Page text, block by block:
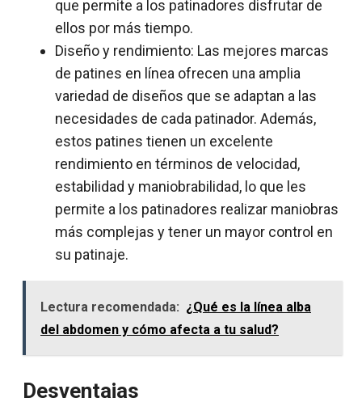
que permite a los patinadores disfrutar de
ellos por más tiempo.
Diseño y rendimiento: Las mejores marcas
de patines en línea ofrecen una amplia
variedad de diseños que se adaptan a las
necesidades de cada patinador. Además,
estos patines tienen un excelente
rendimiento en términos de velocidad,
estabilidad y maniobrabilidad, lo que les
permite a los patinadores realizar maniobras
más complejas y tener un mayor control en
su patinaje.
Lectura recomendada: ¿Qué es la línea alba
del abdomen y cómo afecta a tu salud?
Desventajas